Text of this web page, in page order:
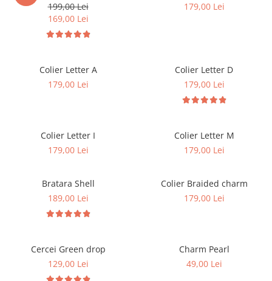
Coliere
199,00 Lei
169,00 Lei
179,00 Lei
Colier Letter A
179,00 Lei
Colier Letter D
179,00 Lei
Colier Letter I
179,00 Lei
Colier Letter M
179,00 Lei
Bratara Shell
189,00 Lei
Colier Braided charm
179,00 Lei
Cercei Green drop
129,00 Lei
Charm Pearl
49,00 Lei